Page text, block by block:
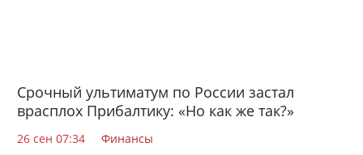
Срочный ультиматум по России застал
врасплох Прибалтику: «Но как же так?»
26 сен 07:34
Финансы